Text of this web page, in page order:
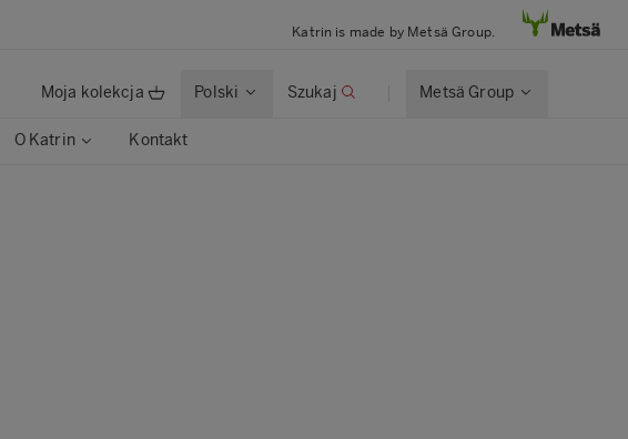
Katrin is made by Metsä Group.
Moja kolekcja Polski Szukaj Metsä Group
O Katrin Kontakt